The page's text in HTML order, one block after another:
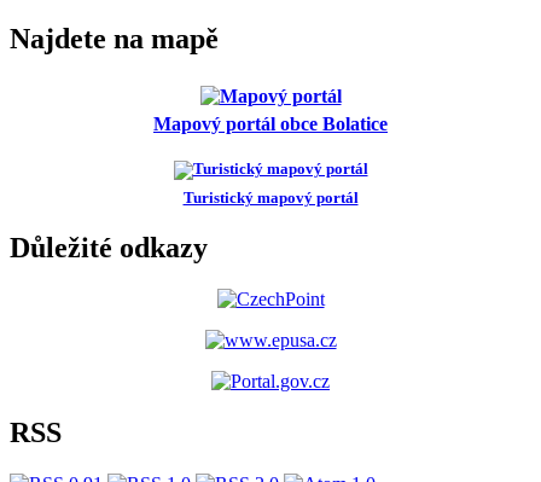
Najdete na mapě
Mapový portál obce Bolatice
Turistický mapový portál
Důležité odkazy
RSS